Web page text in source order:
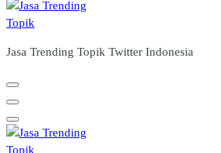
Jasa Trending Topik Twitter Indonesia